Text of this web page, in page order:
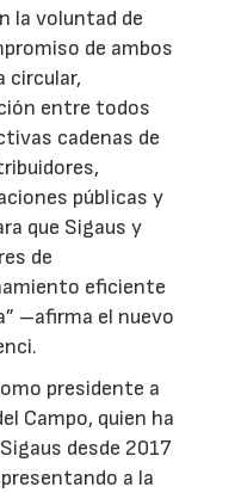
la voluntad de
de ambos
circular,
entre todos
cadenas de
públicas y
que Sigaus y
de
eficiente
–afirma el nuevo
presidente a
Campo, quien ha
desde 2017
a la